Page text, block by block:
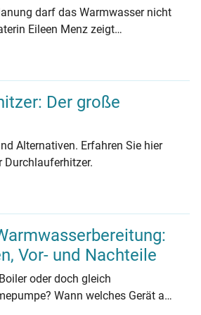
darf das Warmwasser nicht
Eileen Menz zeigt
Der große
Alternativen. Erfahren Sie hier
Durchlauferhitzer.
Vor- und Nachteile
oder doch gleich
Wann welches Gerät am